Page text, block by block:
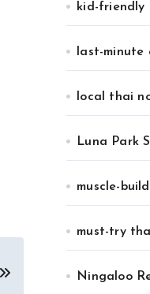
kid-
last-minute
local thai
Luna Park
muscle-
must-try
Ningaloo